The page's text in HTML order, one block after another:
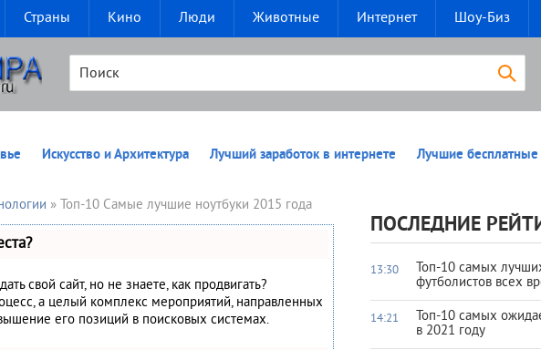
Страны Кино Люди Животные Интернет Шоу-Биз
Искусство и Архитектура Лучший заработок в интернете Лучшие
» Топ-10 Самые лучшие ноутбуки 2015 года
свой сайт, но не знаете, как продвигать?
а целый комплекс мероприятий, направленных
его позиций в поисковых системах.
ПОСЛЕДНИЕ
13:30
Топ-10 самых
футболистов всех
14:21
Топ-10 самых
в 2021 году